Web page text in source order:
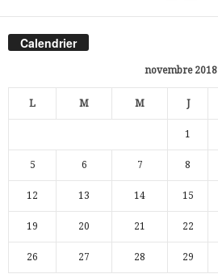
Calendrier
novembre 2018
L M M J
1
5 6 7 8
12 13 14 15
19 20 21 22
26 27 28 29